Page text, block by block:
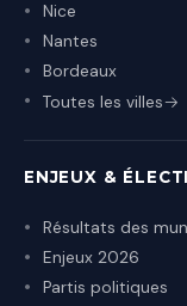
Nice
Nantes
Bordeaux
Toutes les villes
ENJEUX &
Résultats des
Enjeux 2026
Partis politiques